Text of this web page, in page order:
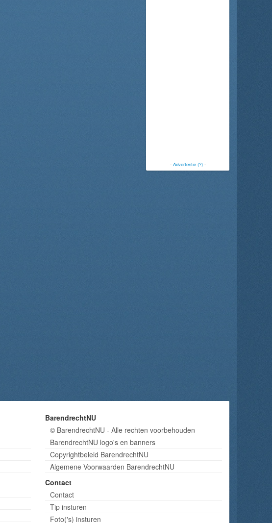
- Advertentie (?)-
BarendrechtNU
© BarendrechtNU - Alle rechten voorbehouden
BarendrechtNU logo's en banners
Copyrightbeleid BarendrechtNU
Algemene Voorwaarden BarendrechtNU
Contact
Contact
Tip insturen
Foto('s) insturen